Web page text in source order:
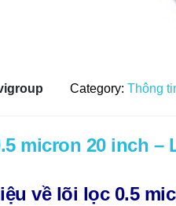
Category: Thông
micron 20 inch –
về lõi lọc 0.5